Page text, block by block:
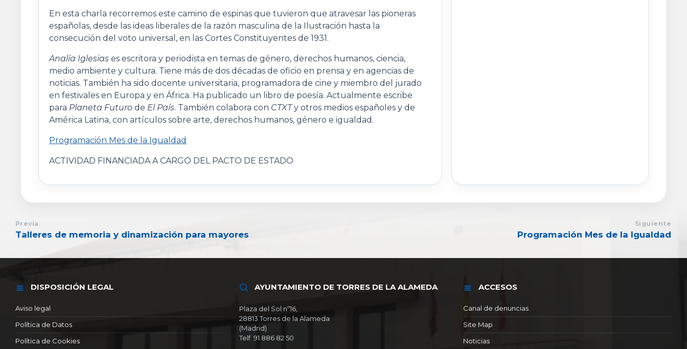
En esta charla recorremos este camino de espinas que tuvieron que atravesar las pioneras
españolas, desde las ideas liberales de la razón masculina de la Ilustración hasta la
consecución del voto universal, en las Cortes Constituyentes de 1931.
Analía Iglesias es escritora y periodista en temas de género, derechos humanos, ciencia,
medio ambiente y cultura. Tiene más de dos décadas de oficio en prensa y en agencias de
noticias. También ha sido docente universitaria, programadora de cine y miembro del jurado
en festivales en Europa y en África. Ha publicado un libro de poesía. Actualmente escribe
para Planeta Futuro de El País. También colabora con CTXTy otros medios españoles y de
América Latina, con artículos sobre arte, derechos humanos, género e igualdad.
Programación Mes de la Igualdad
ACTIVIDAD FINANCIADA A CARGO DEL PACTO DE ESTADO
Previa
Talleres de memoria y dinamización para mayores
Siguiente
Programación Mes de la Igualdad
DISPOSICIÓN LEGAL
Aviso legal
Política de Datos
Política de Cookies
AYUNTAMIENTO DE TORRES DE LA ALAMEDA
Plaza del Sol nº16,
28813 Torres de la Alameda
(Madrid)
Telf. 91 886 82 50
ACCESOS
Canal de denuncias
Site Map
Noticias